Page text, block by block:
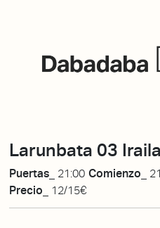
Larunbata 03
Puertas_ 21:00 Comienzo_
Precio_
12/15€